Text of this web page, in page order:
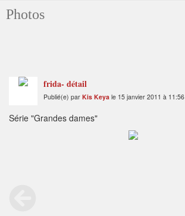
Photos
frida- détail
Publié(e) par Kis Keya le 15 janvier 2011 à 11:56
Série "Grandes dames"